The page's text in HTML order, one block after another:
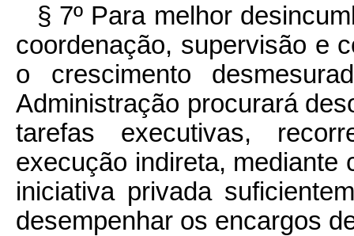
§ 7º Para melhor
coordenação, supervisão e
o crescimento
Administração procurará
tarefas executivas,
execução indireta, mediante
iniciativa privada
desempenhar os encargos